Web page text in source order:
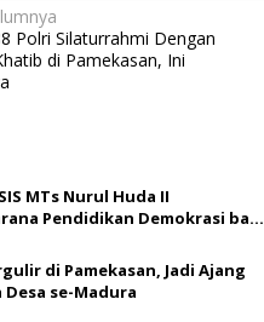
Polri Silaturrahmi Dengan
di Pamekasan, Ini
MTs Nurul Huda II
Pendidikan Demokrasi bagi
di Pamekasan, Jadi Ajang
se-Madura